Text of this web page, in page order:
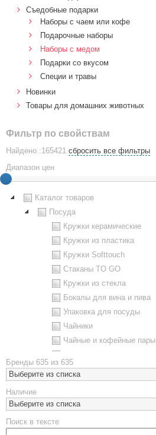
Cъедобные подарки
Наборы с чаем или кофе
Подарочные наборы
Наборы с медом
Подарки со вкусом
Специи и травы
Новинки
Товары для домашних животных
Фильтр по свойствам
Найдено :165421 сбросить все фильтры
Диапазон цен
Каталог товаров
Посуда
Кружки керамические
Кружки из пластика
Кружки Softtouch
Стаканы TO GO
Кружки из стекла
Бокалы для вина и пива
Упаковка для посуды
Чайники
Чайные и кофейные пары
Наборы посуды
Предметы сервировки
Стаканы
Эко кружки
ЕВРОПОСУДА
Бренды 635 из 635
Выберите из списка
Наличие
Выберите из списка
Поиск в тексте